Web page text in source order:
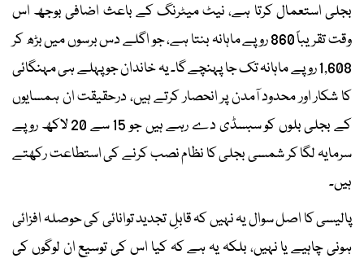
بجلی استعمال کرتا ہے، نیٹ میٹرنگ کے باعث اضافی بوجھ اس
وقت تقریباً 860 روپے ماہانہ بنتا ہے، جو اگلے دس برسوں میں بڑھ کر
1,608 روپے ماہانہ تک جا پہنچے گا۔ یہ خاندان جو پہلے ہی مہنگائی
کا شکار اور محدود آمدن پر انحصار کرتے ہیں، درحقیقت ان ہمسایوں
کے بجلی بلوں کو سبسڈی دے رہے ہیں جو 15 سے 20 لاکھ روپے
سرمایہ لگا کر شمسی بجلی کا نظام نصب کرنے کی استطاعت رکھتے
ہیں۔
پالیسی کا اصل سوال یہ نہیں کہ قابلِ تجدید توانائی کی حوصلہ افزائی
ہونی چاہیے یا نہیں، بلکہ یہ ہے کہ کیا اس کی توسیع ان لوگوں کی